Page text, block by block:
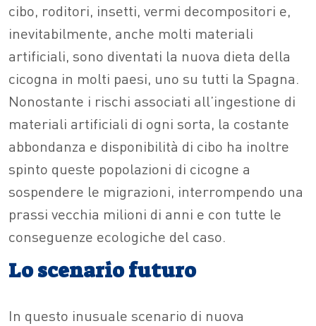
cibo, roditori, insetti, vermi decompositori e,
inevitabilmente, anche molti materiali
artificiali, sono diventati la nuova dieta della
cicogna in molti paesi, uno su tutti la Spagna.
Nonostante i rischi associati all’ingestione di
materiali artificiali di ogni sorta, la costante
abbondanza e disponibilità di cibo ha inoltre
spinto queste popolazioni di cicogne a
sospendere le migrazioni, interrompendo una
prassi vecchia milioni di anni e con tutte le
conseguenze ecologiche del caso.
Lo scenario futuro
In questo inusuale scenario di nuova